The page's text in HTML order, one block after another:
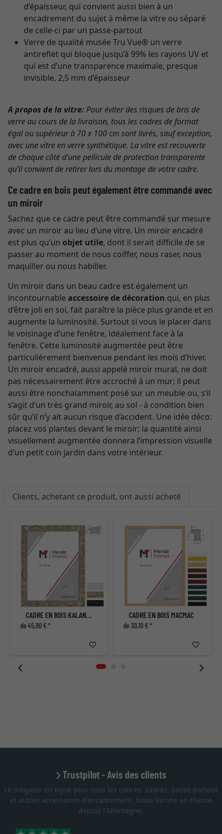
d’épaisseur, qui convient aussi bien à un
encadrement du sujet à même la vitre ou séparé
de celle-ci par un passe-partout
Verre de qualité musée Tru Vue® un verre
antireflet qui bloque jusqu’à 99% les rayons UV et
qui est d’une transparence maximale, presque
invisible, 2,5 mm d’épaisseur
A propos de la vitre: Pour éviter des risques de bris de
verre au cours de la livraison, tous les cadres de format
égal ou supérieur à 70 x 100 cm sont livrés, sauf exception,
avec une vitre en verre synthétique. La vitre est recouverte
de chaque côté d’une pellicule de protection transparente
qu’il convient de retirer lors du montage de votre cadre.
Ce cadre en bois peut également être commandé avec
un miroir
Sachez que ce cadre peut être commandé sur mesure
avec un miroir au lieu d’une vitre. Un miroir encadré
est plus qu’un objet utile, dont il serait difficile de se
passer au moment de nous coiffer, nous raser, nous
maquiller ou nous habiller.
Un miroir dans un beau cadre est également un
incontournable accessoire de décoration qui, en plus
d’être joli en soi, fait paraître la pièce plus grande et en
augmente la luminosité. Surtout si vous le placer dans
le voisinage d’une fenêtre, idéalement face à la
fenêtre. Cette luminosité augmentée peut être
particulièrement bienvenue pendant les mois d’hiver.
Un miroir encadré, aussi appelé miroir mural, ne doit
pas nécessairement être accroché à un mur; il peut
aussi être nonchalamment posé sur un meuble ou, s’il
s’agit d’un très grand miroir, au sol - à condition bien
sûr qu’il n’y ait aucun risque d’accident. Une idée déco:
placez vos plantes devant le miroir; la quantité ainsi
visuellement augmentée donnera l’impression visuelle
d’un petit coin jardin dans votre intérieur.
Clients, achetant ce produit, ont aussi acheté
CADRE EN BOIS KALANDULA
de 45,90 € *
CADRE EN BOIS MACMAC
de 30,10 € *
Trustpilot - Avis des clients
Le magasin en ligne pour tous les cadres: cadres, passe-partout
et autres accessoires d'encadrement. Nous livrons en France
depuis l'Allemagne.